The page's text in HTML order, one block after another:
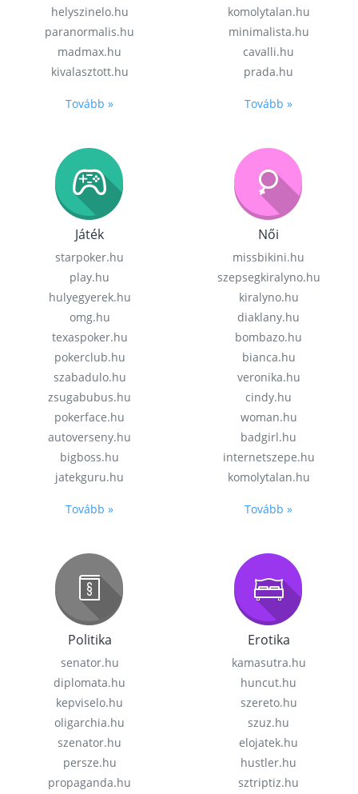
helyszinelo.hu
paranormalis.hu
madmax.hu
kivalasztott.hu
Tovább »
komolytalan.hu
minimalista.hu
cavalli.hu
prada.hu
Tovább »
Játék
starpoker.hu
play.hu
hulyegyerek.hu
omg.hu
texaspoker.hu
pokerclub.hu
szabadulo.hu
zsugabubus.hu
pokerface.hu
autoverseny.hu
bigboss.hu
jatekguru.hu
Tovább »
Női
missbikini.hu
szepsegkiralyno.hu
kiralyno.hu
diaklany.hu
bombazo.hu
bianca.hu
veronika.hu
cindy.hu
woman.hu
badgirl.hu
internetszepe.hu
komolytalan.hu
Tovább »
Politika
senator.hu
diplomata.hu
kepviselo.hu
oligarchia.hu
szenator.hu
persze.hu
propaganda.hu
Erotika
kamasutra.hu
huncut.hu
szereto.hu
szuz.hu
elojatek.hu
hustler.hu
sztriptiz.hu